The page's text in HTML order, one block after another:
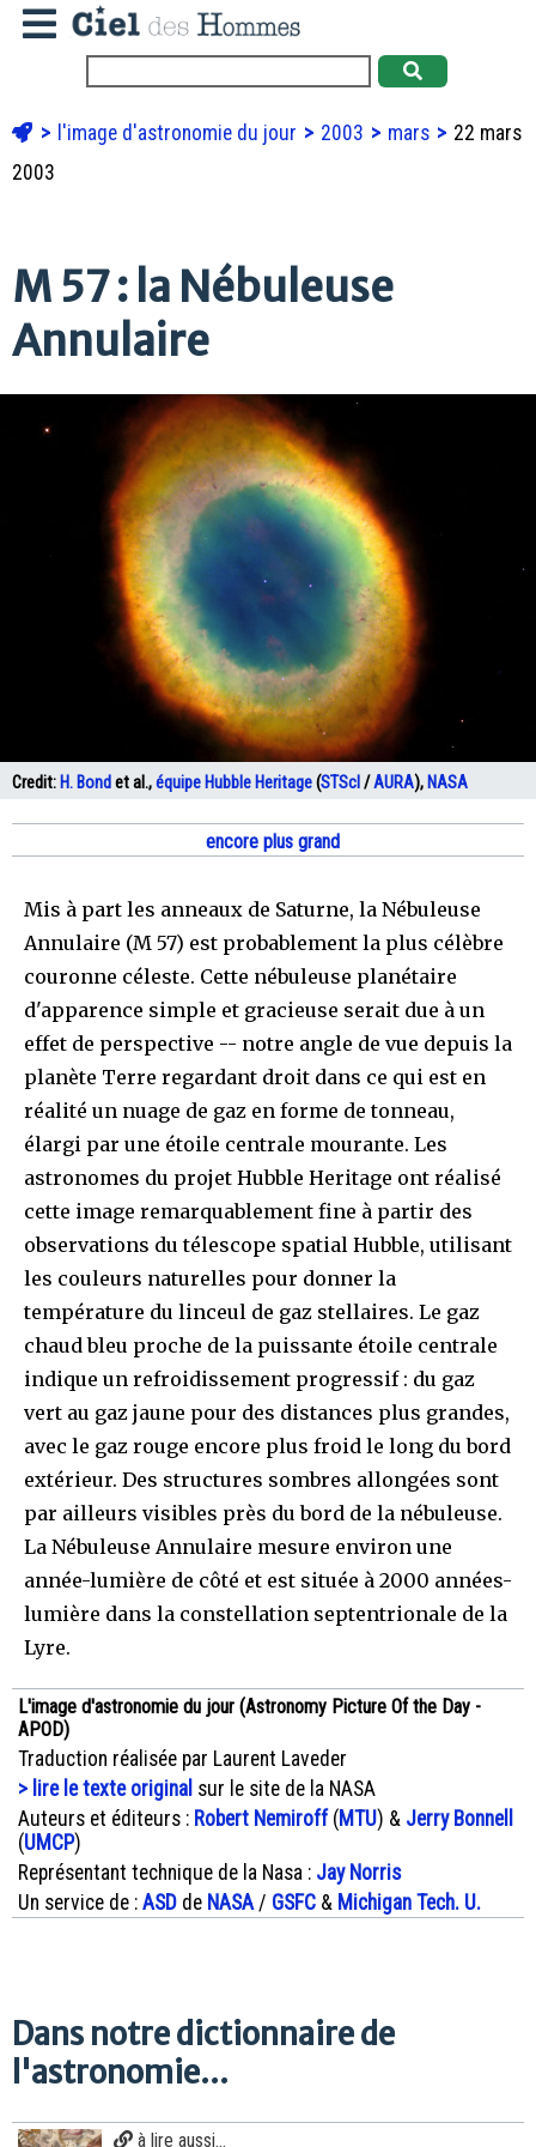
l'image d'astronomie du jour 2003 mars
22 mars
2003
M 57 : la Nébuleuse
Annulaire
Credit: H. Bond et al.,équipe Hubble Heritage(STScI /AURA), NASA
encore plus grand
Mis à part les anneaux de Saturne, la Nébuleuse
Annulaire (M 57) est probablement la plus célèbre
couronne céleste. Cette nébuleuse planétaire
d'apparence simple et gracieuse serait due à un
effet de perspective -- notre angle de vue depuis la
planète Terre regardant droit dans ce qui est en
réalité un nuage de gaz en forme de tonneau,
élargi par une étoile centrale mourante. Les
astronomes du projet Hubble Heritage ont réalisé
cette image remarquablement fine à partir des
observations du télescope spatial Hubble, utilisant
les couleurs naturelles pour donner la
température du linceul de gaz stellaires. Le gaz
chaud bleu proche de la puissante étoile centrale
indique un refroidissement progressif : du gaz
vert au gaz jaune pour des distances plus grandes,
avec le gaz rouge encore plus froid le long du bord
extérieur. Des structures sombres allongées sont
par ailleurs visibles près du bord de la nébuleuse.
La Nébuleuse Annulaire mesure environ une
année-lumière de côté et est située à 2000 années-
lumière dans la constellation septentrionale de la
Lyre.
L'image d'astronomie du jour (Astronomy Picture Of the Day -
APOD)
Traduction réalisée par Laurent Laveder
> lire le texte original sur le site de la NASA
Auteurs et éditeurs : Robert Nemiroff(MTU) & Jerry Bonnell
(UMCP)
Représentant technique de la Nasa : Jay Norris
Un service de : ASD de NASA / GSFC & Michigan Tech. U.
Dans notre dictionnaire de
l'astronomie...
à lire aussi...